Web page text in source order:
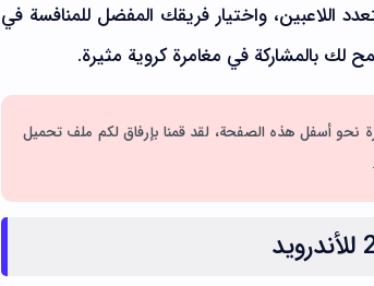
بشكل متعدد اللاعبين، واختيار فريقك المفضل للمنافسة في
نحو أسفل هذه الصفحة، لقد قمنا بإرفاق لكم ملف تحميل